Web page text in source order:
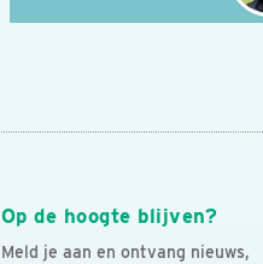
Op de hoogte blijven?
Meld je aan en ontvang nieuws,